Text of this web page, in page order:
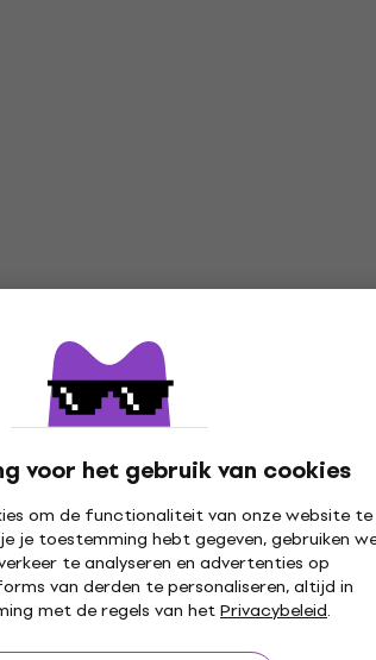
voor het gebruik van cookies
om de functionaliteit van onze website te
je toestemming hebt gegeven, gebruiken
te analyseren en advertenties op
van derden te personaliseren, altijd in
met de regels van hetPrivacybeleid.
verzendingvanaf € 299 +3